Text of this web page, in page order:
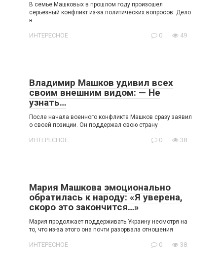
В семье Машковых в прошлом году произошел
серьезный конфликт из-за политических вопросов. Дело
в
ИНТЕРЕСНОЕ 0 49
Владимир Машков удивил всех
своим внешним видом: — Не
узнать…
После начала военного конфликта Машков сразу заявил
о своей позиции. Он поддержал свою страну
ИНТЕРЕСНОЕ 0 38
Мария Машкова эмоционально
обратилась к народу: «Я уверена,
скоро это закончится…»
Мария продолжает поддерживать Украину несмотря на
то, что из-за этого она почти разорвала отношения
ИНТЕРЕСНОЕ 0 38